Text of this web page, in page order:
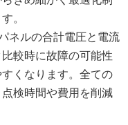
。
ネルの合計電圧と電流
較時に故障の可能性
くなります。全ての
検時間や費用を削減